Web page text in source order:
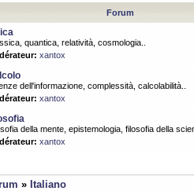
Forum
quantica, relatività, cosmologia..
xantox
dell'informazione, complessità, calcolabilità..
xantox
della mente, epistemologia, filosofia della
xantox
» Italiano